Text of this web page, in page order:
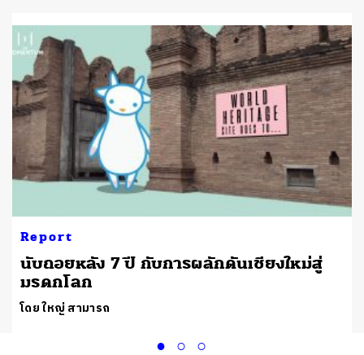
Report
นับถอยหลัง 7 ปี กับการผลักดันเชียงใหม่สู่
มรดกโลก
โดย ใหญ่ สามารถ